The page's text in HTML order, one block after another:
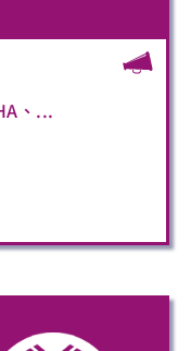
、...